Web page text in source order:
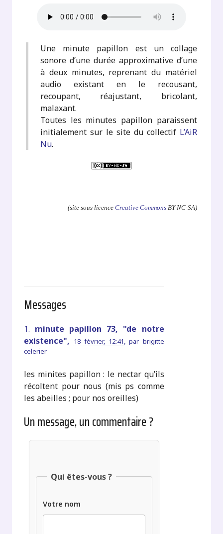
Une minute papillon est un collage
sonore d’une durée approximative d’une
à deux minutes, reprenant du matériel
audio existant en le recousant,
recoupant, réajustant, bricolant,
malaxant.
Toutes les minutes papillon paraissent
initialement sur le site du collectif L’AiR
Nu.
(site sous licence Creative CommonsBY-NC-SA)
Messages
1. minute papillon 73, "de notre
existence", 18 février, 12:41,par brigitte
celerier
les minites papillon : le nectar qu’ils
récoltent pour nous (mis ps comme
les abeilles ; pour nos oreilles)
Un message, un commentaire ?
Qui êtes-vous ?
Votre nom